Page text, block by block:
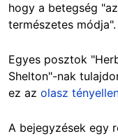
hogy a betegség
természetes módja".
Egyes posztok
Shelton"-nak
ez az olasz
A bejegyzések egy